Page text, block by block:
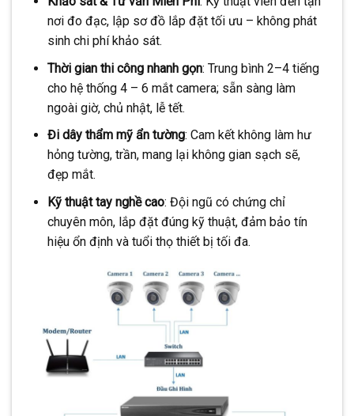
nơi đo đạc, lập sơ đồ lắp đặt tối ưu – không phát
sinh chi phí khảo sát.
Thời gian thi công nhanh gọn: Trung bình 2–4 tiếng
cho hệ thống 4 – 6 mắt camera; sẵn sàng làm
ngoài giờ, chủ nhật, lễ tết.
Đi dây thẩm mỹ ẩn tường: Cam kết không làm hư
hỏng tường, trần, mang lại không gian sạch sẽ,
đẹp mắt.
Kỹ thuật tay nghề cao: Đội ngũ có chứng chỉ
chuyên môn, lắp đặt đúng kỹ thuật, đảm bảo tín
hiệu ổn định và tuổi thọ thiết bị tối đa.